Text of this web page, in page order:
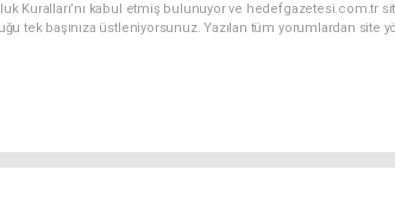
Kuralları’nı kabul etmiş bulunuyor ve hedefgazetesi.com.tr
tek başınıza üstleniyorsunuz. Yazılan tüm yorumlardan